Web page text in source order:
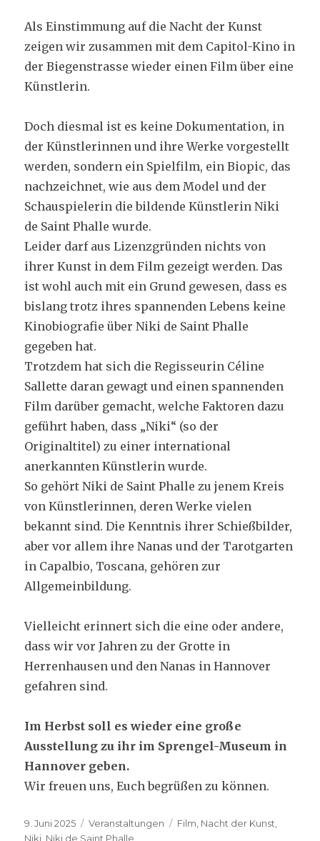
Als Einstimmung auf die Nacht der Kunst
zeigen wir zusammen mit dem Capitol-Kino in
der Biegenstrasse wieder einen Film über eine
Künstlerin.
Doch diesmal ist es keine Dokumentation, in
der Künstlerinnen und ihre Werke vorgestellt
werden, sondern ein Spielfilm, ein Biopic, das
nachzeichnet, wie aus dem Model und der
Schauspielerin die bildende Künstlerin Niki
de Saint Phalle wurde.
Leider darf aus Lizenzgründen nichts von
ihrer Kunst in dem Film gezeigt werden. Das
ist wohl auch mit ein Grund gewesen, dass es
bislang trotz ihres spannenden Lebens keine
Kinobiografie über Niki de Saint Phalle
gegeben hat.
Trotzdem hat sich die Regisseurin Céline
Sallette daran gewagt und einen spannenden
Film darüber gemacht, welche Faktoren dazu
geführt haben, dass „Niki“ (so der
Originaltitel) zu einer international
anerkannten Künstlerin wurde.
So gehört Niki de Saint Phalle zu jenem Kreis
von Künstlerinnen, deren Werke vielen
bekannt sind. Die Kenntnis ihrer Schießbilder,
aber vor allem ihre Nanas und der Tarotgarten
in Capalbio, Toscana, gehören zur
Allgemeinbildung.
Vielleicht erinnert sich die eine oder andere,
dass wir vor Jahren zu der Grotte in
Herrenhausen und den Nanas in Hannover
gefahren sind.
Im Herbst soll es wieder eine große
Ausstellung zu ihr im Sprengel-Museum in
Hannover geben.
Wir freuen uns, Euch begrüßen zu können.
Veröffentlicht
am
9. Juni 2025 Kategorien
Veranstaltungen Schlagwörter
Film Nacht der Kunst
Niki Niki de Saint Phalle